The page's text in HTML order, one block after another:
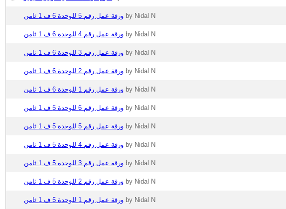
ورقة عمل رقم 5 للوحدة 6 ف 1 ثامن by Nidal N
ورقة عمل رقم 4 للوحدة 6 ف 1 ثامن by Nidal N
ورقة عمل رقم 3 للوحدة 6 ف 1 ثامن by Nidal N
ورقة عمل رقم 2 للوحدة 6 ف 1 ثامن by Nidal N
ورقة عمل رقم 1 للوحدة 6 ف 1 ثامن by Nidal N
ورقة عمل رقم 6 للوحدة 5 ف 1 ثامن by Nidal N
ورقة عمل رقم 5 للوحدة 5 ف 1 ثامن by Nidal N
ورقة عمل رقم 4 للوحدة 5 ف 1 ثامن by Nidal N
ورقة عمل رقم 3 للوحدة 5 ف 1 ثامن by Nidal N
ورقة عمل رقم 2 للوحدة 5 ف 1 ثامن by Nidal N
ورقة عمل رقم 1 للوحدة 5 ف 1 ثامن by Nidal N